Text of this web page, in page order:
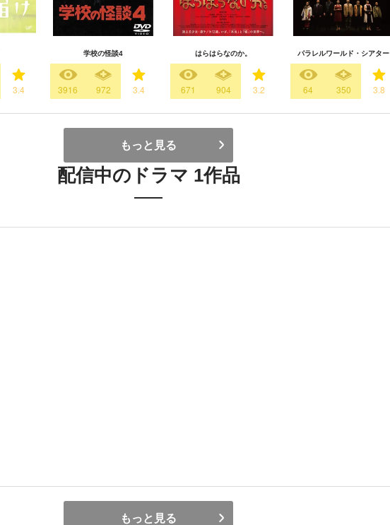
3.4
学校の怪談4
3916 972 3.4
はらはらなのか。
671 904 3.2
パラレルワールド・シアター
64 350 3.8
もっと見る
配信中のドラマ 1作品
もっと見る